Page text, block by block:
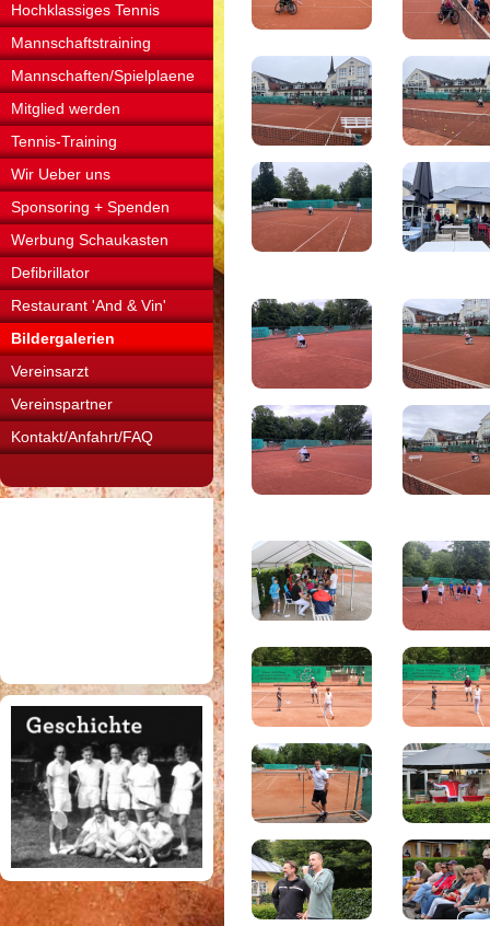
Hochklassiges Tennis
Mannschaftstraining
Mannschaften/Spielplaene
Mitglied werden
Tennis-Training
Wir Ueber uns
Sponsoring + Spenden
Werbung Schaukasten
Defibrillator
Restaurant 'And & Vin'
Bildergalerien
Vereinsarzt
Vereinspartner
Kontakt/Anfahrt/FAQ